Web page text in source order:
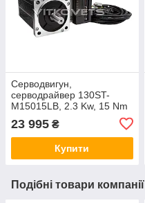
Серводвигун,
серводрайвер 130ST-
M15015LB, 2.3 Kw, 15 Nm
23 995 ₴
Купити
Подібні товари компанії